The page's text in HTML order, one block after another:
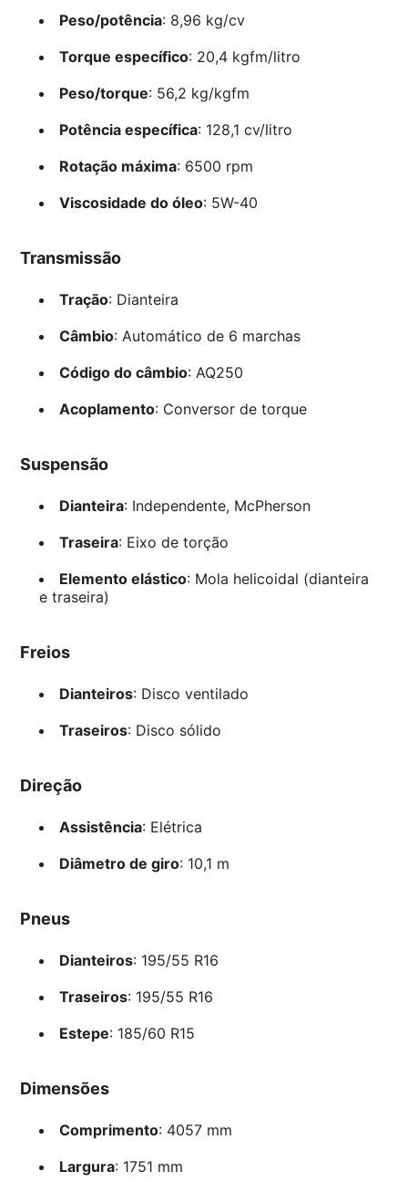
Peso/potência: 8,96 kg/cv
Torque específico: 20,4 kgfm/litro
Peso/torque: 56,2 kg/kgfm
Potência específica: 128,1 cv/litro
Rotação máxima: 6500 rpm
Viscosidade do óleo: 5W-40
Transmissão
Tração: Dianteira
Câmbio: Automático de 6 marchas
Código do câmbio: AQ250
Acoplamento: Conversor de torque
Suspensão
Dianteira: Independente, McPherson
Traseira: Eixo de torção
Elemento elástico: Mola helicoidal (dianteira
e traseira)
Freios
Dianteiros: Disco ventilado
Traseiros: Disco sólido
Direção
Assistência: Elétrica
Diâmetro de giro: 10,1 m
Pneus
Dianteiros: 195/55 R16
Traseiros: 195/55 R16
Estepe: 185/60 R15
Dimensões
Comprimento: 4057 mm
Largura: 1751 mm